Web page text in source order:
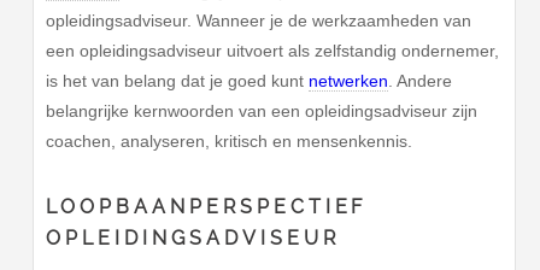
opleidingsadviseur. Wanneer je de werkzaamheden van
een opleidingsadviseur uitvoert als zelfstandig ondernemer,
is het van belang dat je goed kunt netwerken . Andere
belangrijke kernwoorden van een opleidingsadviseur zijn
coachen, analyseren, kritisch en mensenkennis.
LOOPBAANPERSPECTIEF
OPLEIDINGSADVISEUR